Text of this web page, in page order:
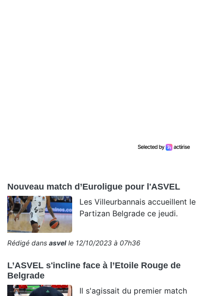
Nouveau match d’Euroligue pour l'ASVEL
Les Villeurbannais accueillent le
Partizan Belgrade ce jeudi.
Rédigé dans asvel le 12/10/2023 à 07h36
L’ASVEL s'incline face à l’Etoile Rouge de
Belgrade
Il s'agissait du premier match